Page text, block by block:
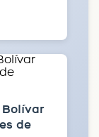
Bolívar
de